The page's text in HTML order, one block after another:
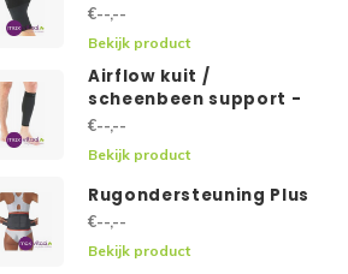
€--,--
Bekijk product
Airflow kuit /
scheenbeen support -
€--,--
Bekijk product
Rugondersteuning Plus
€--,--
Bekijk product